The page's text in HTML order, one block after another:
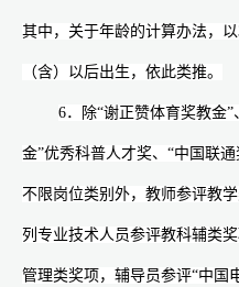
其中，关于年龄的计算办法，以
（含）以后出生，依此类推。
6．除“谢正赞体育奖教金
金”优秀科普人才奖、“中国联
不限岗位类别外，教师参评教
列专业技术人员参评教科辅类
管理类奖项，辅导员参评“中国